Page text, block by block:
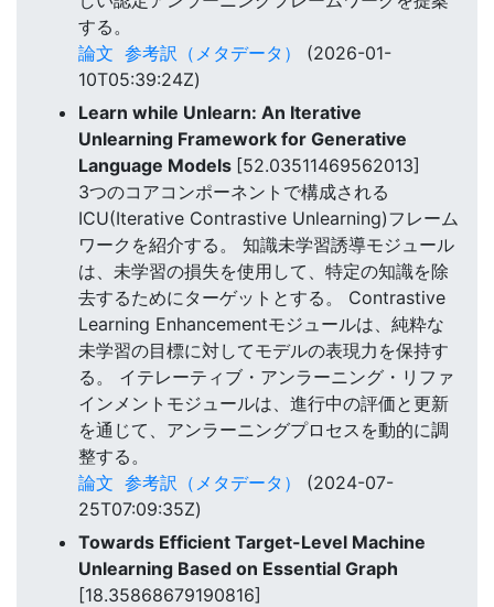
する。
論文 参考訳（メタデータ）
(2026-01-
10T05:39:24Z)
Learn while Unlearn: An Iterative
Unlearning Framework for Generative
Language Models [52.03511469562013]
3つのコアコンポーネントで構成される
ICU(Iterative Contrastive Unlearning)フレーム
ワークを紹介する。 知識未学習誘導モジュール
は、未学習の損失を使用して、特定の知識を除
去するためにターゲットとする。 Contrastive
Learning Enhancementモジュールは、純粋な
未学習の目標に対してモデルの表現力を保持す
る。 イテレーティブ・アンラーニング・リファ
インメントモジュールは、進行中の評価と更新
を通じて、アンラーニングプロセスを動的に調
整する。
論文 参考訳（メタデータ）
(2024-07-
25T07:09:35Z)
Towards Efficient Target-Level Machine
Unlearning Based on Essential Graph
[18.35868679190816]